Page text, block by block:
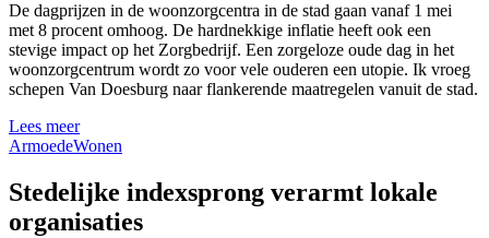
De dagprijzen in de woonzorgcentra in de stad gaan vanaf 1 mei
met 8 procent omhoog. De hardnekkige inflatie heeft ook een
stevige impact op het Zorgbedrijf. Een zorgeloze oude dag in het
woonzorgcentrum wordt zo voor vele ouderen een utopie. Ik vroeg
schepen Van Doesburg naar flankerende maatregelen vanuit de stad.
Lees meer
ArmoedeWonen
Stedelijke indexsprong verarmt lokale
organisaties